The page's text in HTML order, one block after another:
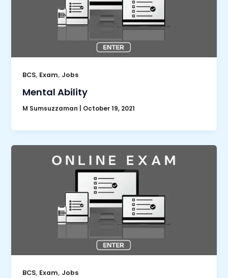
BCS, Exam, Jobs
Mental Ability
M Sumsuzzaman October 19, 2021
BCS, Exam, Jobs